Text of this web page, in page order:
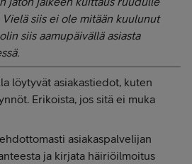
Vielä siis ei ole mitään kuulunut
siis aamupäivällä asiasta
löytyvät asiakastiedot, kuten
Erikoista, jos sitä ei muka
asiakaspalvelijan
ja kirjata häiriöilmoitus